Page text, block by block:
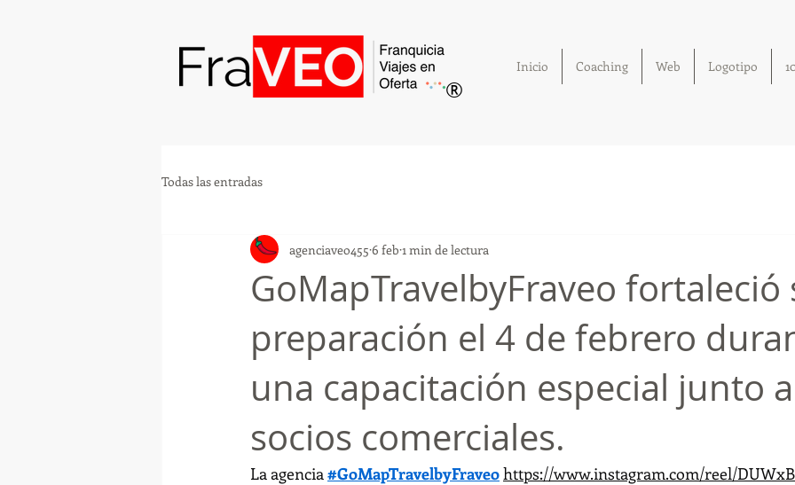
®
Inicio Coaching Web Logotipo
Todas las entradas
GoMapTravelbyFraveo fortaleció
preparación el 4 de febrero
una capacitación especial junto
socios comerciales.
agenciaveo455 6 feb 1 min de lectura
La agencia #GoMapTravelbyFraveohttps://www.instagram.com/reel/